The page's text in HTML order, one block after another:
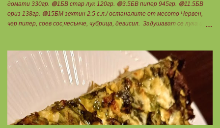
домати 330гр. 🟢1БВ стар лук 120гр. 🟢3.5БВ пипер 945гр. 🔴11.5БВ
ориз 138гр. 🟢15БМ зехтин 2.5 с.л./ останалите от месото Червен,
чер пипер, соев сос,чесънче, чубрица, девисил. Задушават се лука и
чаша вода. Готви се на слаб огън докато изври водата. Овкусява се с
останалите подправки и се пълня пиперките. Подреждат се в тава,
добавят се доматите, вода до средата на чушките и се пече до
готовност. В купичка се разбиват по 3 с.л кисело и прясно мляко,
които се добавят след като се извади гозбата от фурната.
Претегля се общото количество , разделя се на 17 и се определя за
1БПВМ. Предварително трябва да сте определили теглото на
тавата, в която се готвят чушките. Нека да ни е вкусно заедно!